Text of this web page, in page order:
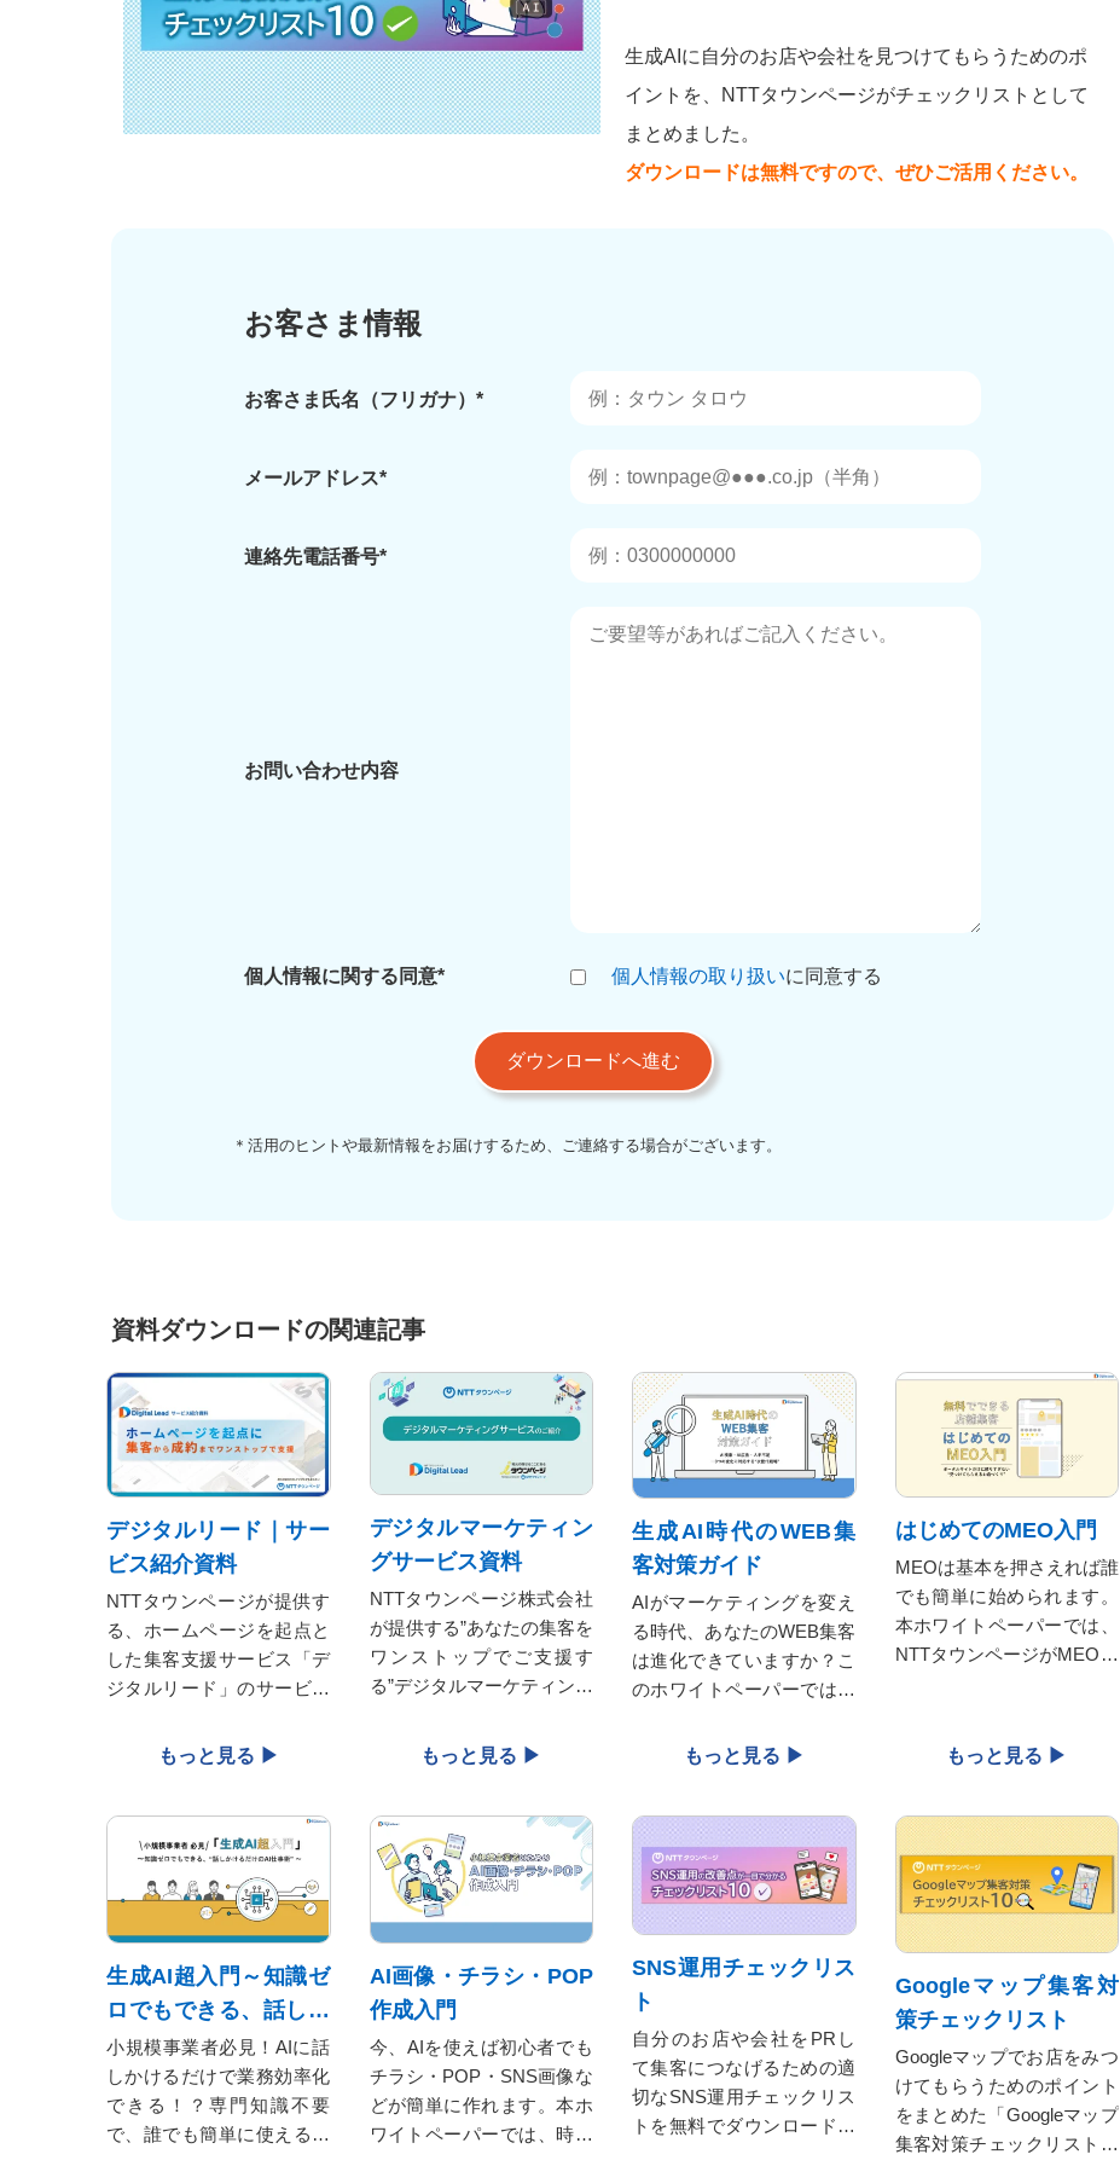
生成AIに自分のお店や会社を見つけてもらうためのポ
イントを、NTTタウンページがチェックリストとして
まとめました。
ダウンロードは無料ですので、ぜひご活用ください。
お客さま情報
お客さま氏名（フリガナ）*
メールアドレス*
連絡先電話番号*
お問い合わせ内容
個人情報に関する同意* 個人情報の取り扱いに同意する
＊活用のヒントや最新情報をお届けするため、ご連絡する場合がございます。
資料ダウンロードの関連記事
デジタルリード｜サー
ビス紹介資料
NTTタウンページが提供す
る、ホームページを起点と
した集客支援サービス「デ
ジタルリード」のサービス
ードいただけます。Webで
デジタルマーケティン
グサービス資料
NTTタウンページ株式会社
が提供する”あなたの集客を
ワンストップでご支援す
る”デジタルマーケティング
ウンロードいただけます。
生成AI時代のWEB集
客対策ガイド
AIがマーケティングを変え
る時代、あなたのWEB集客
は進化できていますか？こ
のホワイトペーパーでは、
対応する今すぐ実践できる
集客強化をサポートしま
す！
はじめてのMEO入門
MEOは基本を押さえれば誰
でも簡単に始められます。
本ホワイトペーパーでは、
NTTタウンページがMEOの
でダウンロードして、今日
からGoogleマップでの集客
生成AI超入門～知識ゼ
ロでもできる、話しか
けるだけのAI仕事術～
小規模事業者必見！AIに話
しかけるだけで業務効率化
できる！？専門知識不要
で、誰でも簡単に使える最
AI画像・チラシ・POP
作成入門
今、AIを使えば初心者でも
チラシ・POP・SNS画像な
どが簡単に作れます。本ホ
ワイトペーパーでは、時間
SNS運用チェックリス
ト
自分のお店や会社をPRし
て集客につなげるための適
切なSNS運用チェックリス
トを無料でダウンロードい
Googleマップ集客対
策チェックリスト
Googleマップでお店をみつ
けてもらうためのポイント
をまとめた「Googleマップ
集客対策チェックリスト」